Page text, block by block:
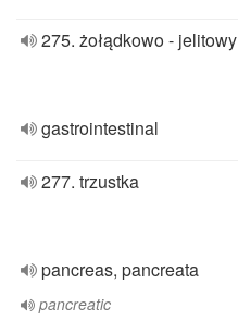
275. żołądkowo - jelitowy
gastrointestinal
277. trzustka
pancreas, pancreata
pancreatic